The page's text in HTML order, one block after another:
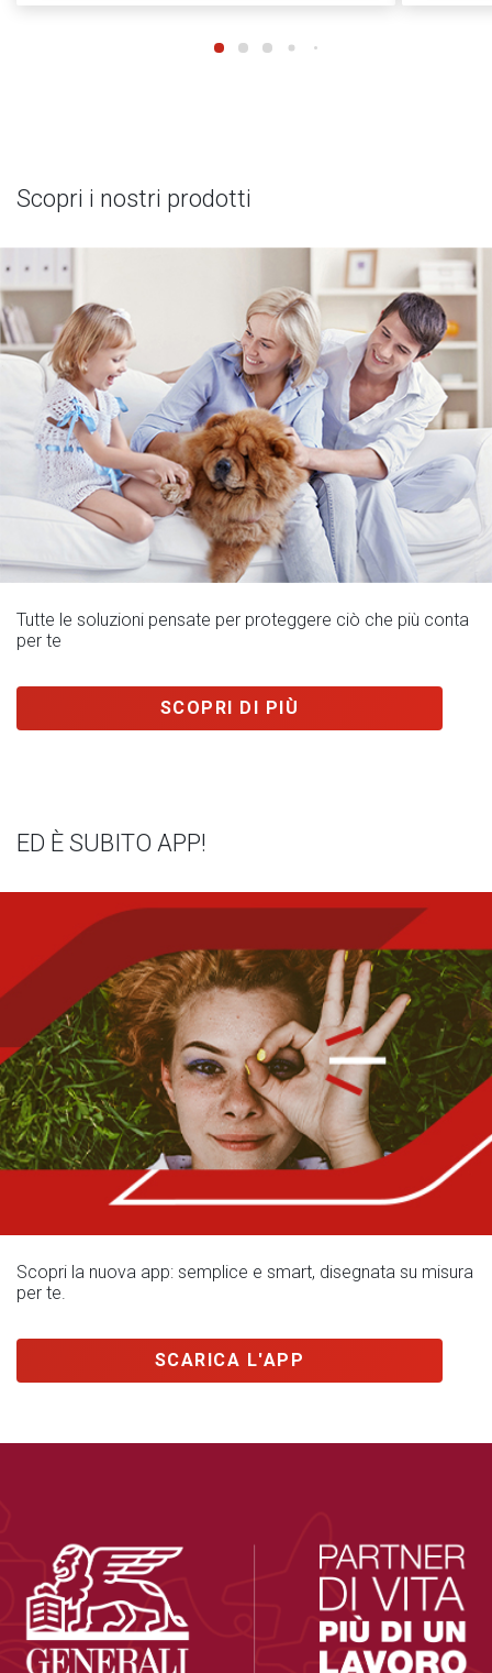
Scopri i nostri prodotti
Tutte le soluzioni pensate per proteggere ciò che più conta
per te
SCOPRI DI PIÙ
ED È SUBITO APP!
Scopri la nuova app: semplice e smart, disegnata su misura
per te.
SCARICA L'APP